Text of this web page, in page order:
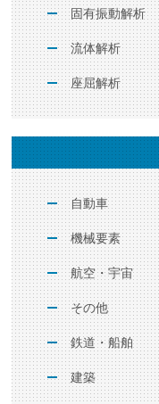
固有振動解析
流体解析
座屈解析
自動車
機械要素
航空・宇宙
その他
鉄道・船舶
建築